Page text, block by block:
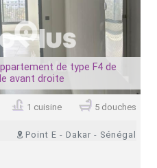
de type F4 de
avant droite
1 cuisine 5 douches
Point E - Dakar - Sénégal